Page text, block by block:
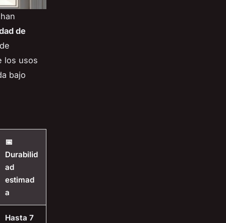
de
los usos
bajo
📅
Durabilid
ad
estimad
a
Hasta 7